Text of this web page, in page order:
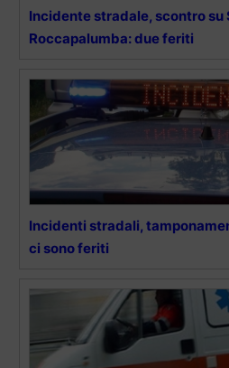
Incidente stradale, scontro su
Roccapalumba: due feriti
Incidenti stradali,
ci sono feriti